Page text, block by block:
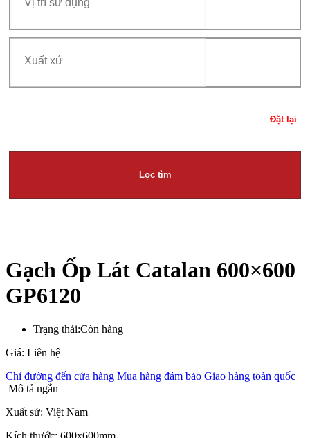
Đặt lại
Lọc tìm
Gạch Ốp Lát Catalan 600×600
GP6120
Trạng thái:Còn hàng
Giá: Liên hệ
Chỉ đường đến cửa hàng Mua hàng đảm bảo Giao hàng toàn quốc
Mô tả ngắn
Xuất sứ: Việt Nam
Kích thước: 600x600mm